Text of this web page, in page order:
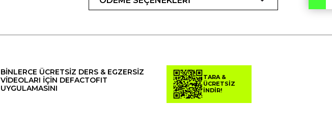
BİNLERCE ÜCRETSİZ DERS & EGZERSİZ
VİDEOLARI İÇİN DEFACTOFIT
UYGULAMASINI
TARA &
ÜCRETSİZ
İNDİR!